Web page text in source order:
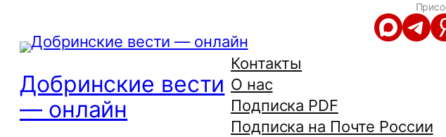
Добринские вести
— онлайн
Контакты
О нас
Подписка PDF
Подписка на Почте России